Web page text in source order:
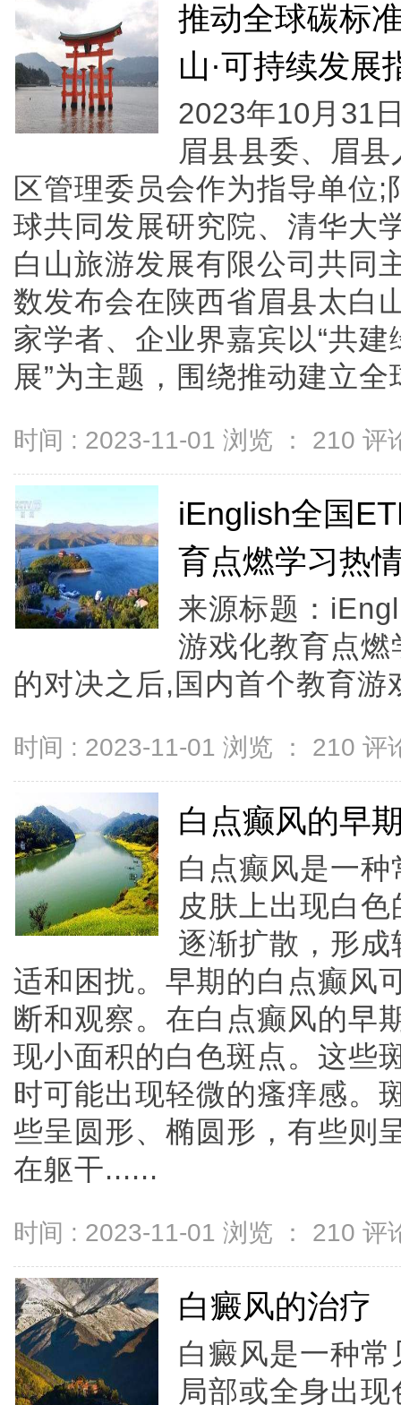
推动全球碳标
山·可持续发展
2023年10月31
眉县县委、眉
区管理委员会作为指导单位
球共同发展研究院、清华大
白山旅游发展有限公司共同
数发布会在陕西省眉县太白
家学者、企业界嘉宾以“共
展”为主题，围绕推动建立
时间 : 2023-11-01 浏览 ： 210 评
iEnglish全国
育点燃学习热
来源标题：
游戏化教育点
的对决之后,国内首个教育游
时间 : 2023-11-01 浏览 ： 210 评
白点癫风的早
白点癫风是一
皮肤上出现白
逐渐扩散，形
适和困扰。早期的白点癫风
断和观察。在白点癫风的早
现小面积的白色斑点。这些
时可能出现轻微的瘙痒感。
些呈圆形、椭圆形，有些则
在躯干......
时间 : 2023-11-01 浏览 ： 210 评
白癜风的治疗
白癜风是一种
局部或全身出